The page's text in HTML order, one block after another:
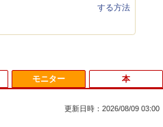
する方法
モニター
更新日時：2026/08/09 03:00
本